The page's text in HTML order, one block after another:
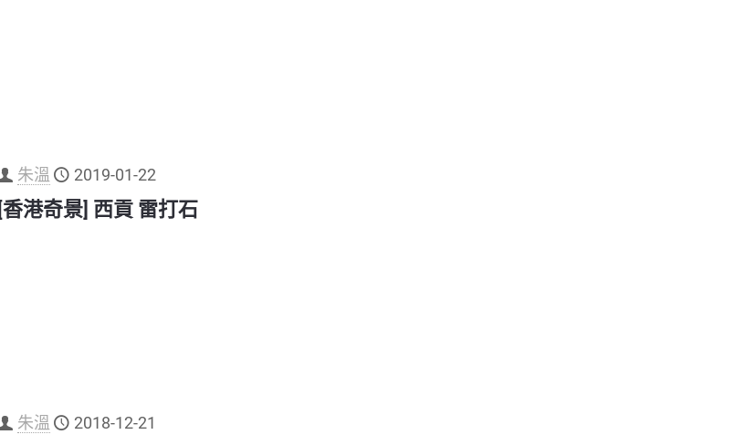
朱溫 2019-01-22
[香港奇景] 西貢 雷打石
朱溫 2018-12-21